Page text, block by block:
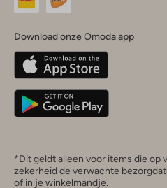
Nederland
Belgique(Français)
Deutschland
Download onze Omoda app
*Dit geldt alleen voor items die op
zekerheid de verwachte
of in je winkelmandje.